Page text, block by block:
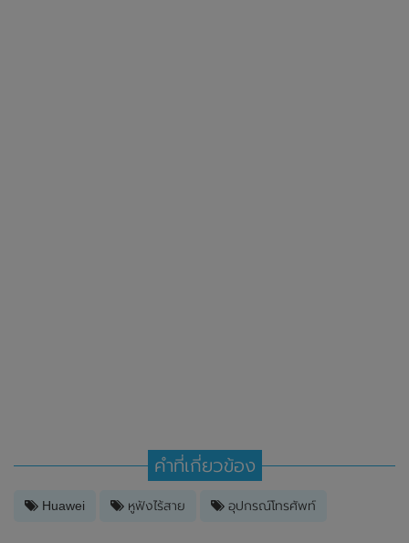
คำที่เกี่ยวข้อง
Huawei หูฟังไร้สาย อุปกรณ์โทรศัพท์